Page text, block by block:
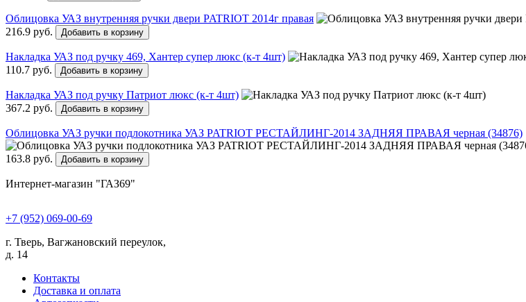
Облицовка УАЗ внутренняя ручки двери PATRIOT 2014г правая
216.9 руб.
Добавить в корзину
Накладка УАЗ под ручку 469, Хантер супер люкс (к-т 4шт)
110.7 руб.
Добавить в корзину
Накладка УАЗ под ручку Патриот люкс (к-т 4шт)
367.2 руб.
Добавить в корзину
Облицовка УАЗ ручки подлокотника УАЗ PATRIOT РЕСТАЙЛИНГ-2014 ЗАДНЯЯ ПРАВАЯ черная (34876)
163.8 руб. Добавить в корзину
Интернет-магазин "ГАЗ69"
+7 (952) 069-00-69
г. Тверь, Вагжановский переулок,
д. 14
Контакты
Доставка и оплата